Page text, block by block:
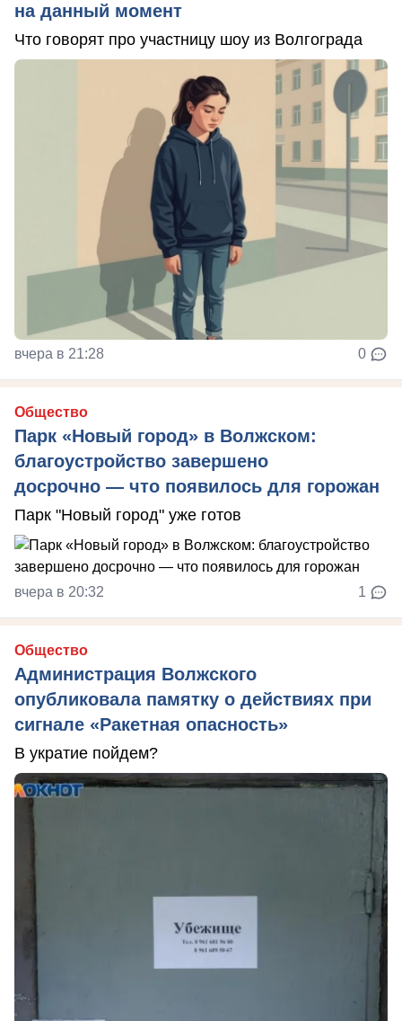
на данный момент
Что говорят про участницу шоу из Волгограда
вчера в 21:28 0
Общество
Парк «Новый город» в Волжском:
благоустройство завершено
досрочно — что появилось для горожан
Парк "Новый город" уже готов
вчера в 20:32 1
Общество
Администрация Волжского
опубликовала памятку о действиях при
сигнале «Ракетная опасность»
В укратие пойдем?